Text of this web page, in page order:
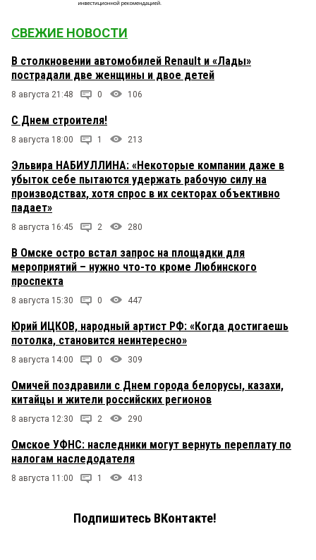
СВЕЖИЕ НОВОСТИ
В столкновении автомобилей Renault и «Лады»
пострадали две женщины и двое детей
8 августа 21:48 0 106
С Днем строителя!
8 августа 18:00 1 213
Эльвира НАБИУЛЛИНА: «Некоторые компании даже в
убыток себе пытаются удержать рабочую силу на
производствах, хотя спрос в их секторах объективно
падает»
8 августа 16:45 2 280
В Омске остро встал запрос на площадки для
мероприятий – нужно что-то кроме Любинского
проспекта
8 августа 15:30 0 447
Юрий ИЦКОВ, народный артист РФ: «Когда достигаешь
потолка, становится неинтересно»
8 августа 14:00 0 309
Омичей поздравили с Днем города белорусы, казахи,
китайцы и жители российских регионов
8 августа 12:30 2 290
Омское УФНС: наследники могут вернуть переплату по
налогам наследодателя
8 августа 11:00 1 413
Подпишитесь ВКонтакте!